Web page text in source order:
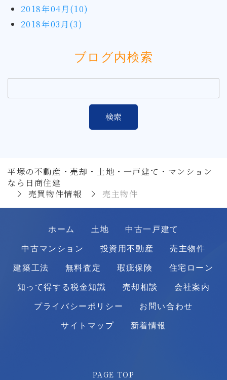
2018年04月(10)
2018年03月(3)
ブログ内検索
平塚の不動産・売却・土地・一戸建て・マンション
なら日商住建
売買物件情報
売主物件
PAGE TOP
ホーム 土地
中古一戸建て
中古マンション
投資用不動産
売主物件
建築工法
無料査定 瑕疵保険
住宅ローン
知って得する税金知識
売却相談
会社案内
プライバシーポリシー
お問い合わせ
サイトマップ
新着情報